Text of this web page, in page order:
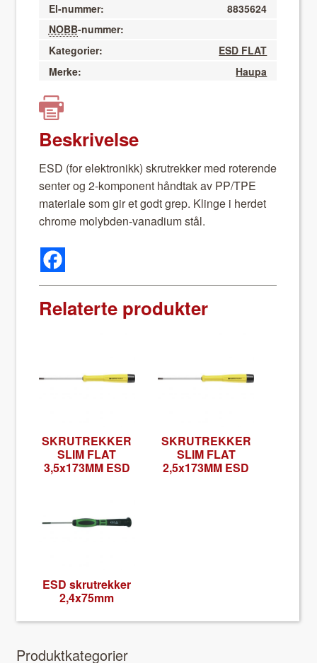
El-nummer:
8835624
NOBB-nummer:
Kategorier:
ESD FLAT
Merke:
Haupa
Beskrivelse
ESD (for elek­tron­ikk) skrutrekker med roterende
sen­ter og 2-kom­po­nent hånd­tak av PP/TPE
mate­ri­ale som gir et godt grep. Klinge i herdet
chrome molyb­den-vana­di­um stål.
Relaterte produkter
SKRUTREKKER
SLIM FLAT
3,5x173MM ESD
SKRUTREKKER
SLIM FLAT
2,5x173MM ESD
ESD skrutrekker
2,4x75mm
Pro­duk­tkat­e­gori­er